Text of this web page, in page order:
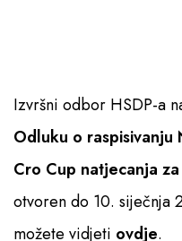
Pristup informacijama
Izvršni odbor HSDP-a
Odluku o
Cro Cup natjecanja
otvoren do 10. siječnja
možete vidjeti ovdje.